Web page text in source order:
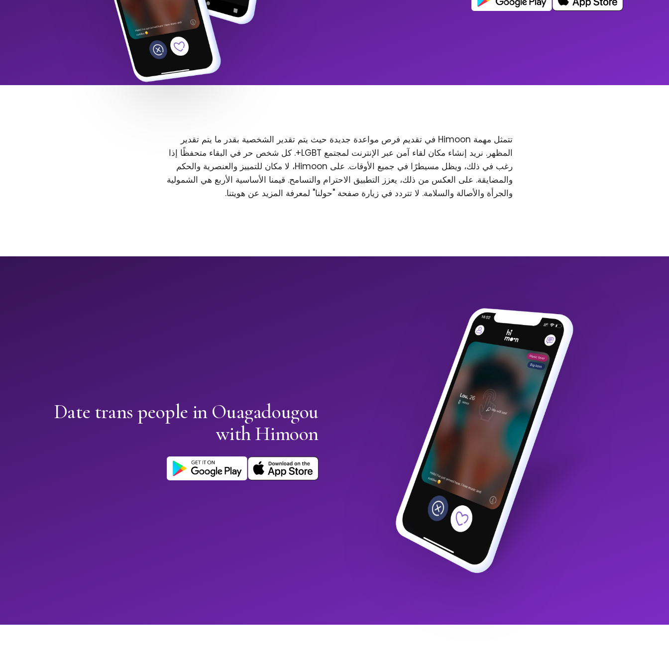
تتمثل مهمة Himoon في تقديم فرص مواعدة جديدة حيث يتم تقدير الشخصية بقدر ما يتم تقدير
المظهر. نريد إنشاء مكان لقاء آمن عبر الإنترنت لمجتمع LGBT+. كل شخص حر في البقاء متحفظًا إذا
رغب في ذلك، ويظل مسيطرًا في جميع الأوقات. على Himoon، لا مكان للتمييز والعنصرية والحكم
والمضايقة. على العكس من ذلك، يعزز التطبيق الاحترام والتسامح. قيمنا الأساسية الأربع هي الشمولية
والجرأة والأصالة والسلامة. لا تتردد في زيارة صفحة "حولنا" لمعرفة المزيد عن هويتنا.
Date trans people in Ouagadougou
with Himoon